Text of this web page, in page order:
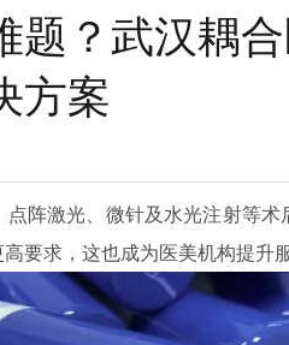
题？武汉耦
方案
阵激光、微针及水光注射等
要求，这也成为医美机构提升